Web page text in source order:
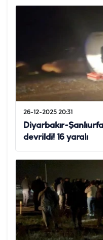
26-12-2025 20:31
Diyarbakır-
devrildi! 16 yaralı